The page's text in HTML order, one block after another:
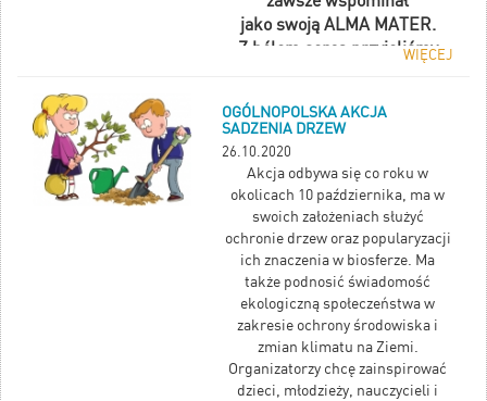
jako swoją ALMA MATER.
Z bólem serca przyjęliśmy
Księże Biskupie, Drogi Nasz
Przyjacielu byłeś,
jesteś i zawsze będziesz w
Naszych sercach.
Odpoczywaj w Pokoju
WIĘCEJ
OGÓLNOPOLSKA AKCJA
SADZENIA DRZEW
26.10.2020
Akcja odbywa się co roku w
okolicach 10 października, ma w
swoich założeniach służyć
ochronie drzew oraz popularyzacji
ich znaczenia w biosferze. Ma
także podnosić świadomość
ekologiczną społeczeństwa w
zakresie ochrony środowiska i
zmian klimatu na Ziemi.
Organizatorzy chcę zainspirować
dzieci, młodzieży, nauczycieli i